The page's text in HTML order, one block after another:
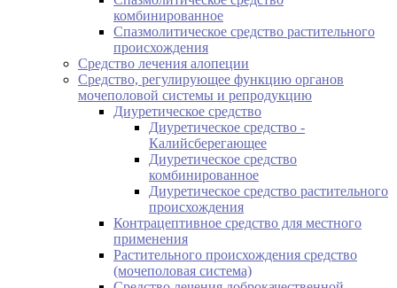
комбинированное
Спазмолитическое средство растительного
происхождения
Средство лечения алопеции
Средство, регулирующее функцию органов
мочеполовой системы и репродукцию
Диуретическое средство
Диуретическое средство -
Калийсберегающее
Диуретическое средство
комбинированное
Диуретическое средство растительного
происхождения
Контрацептивное средство для местного
применения
Растительного происхождения средство
(мочеполовая система)